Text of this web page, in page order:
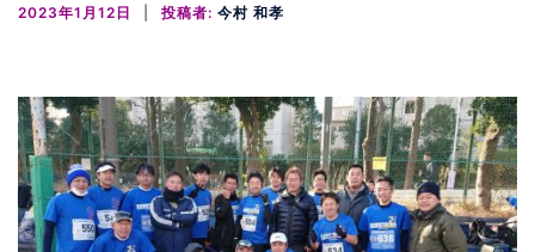
2023年1月12日 投稿者: 今村 和孝